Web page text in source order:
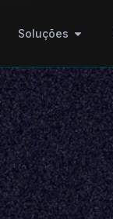
Soluções